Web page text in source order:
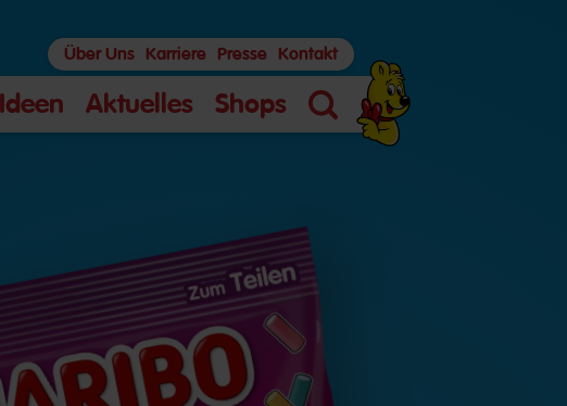
Ideen Aktuelles Shops
Suche
Über Uns Karriere Presse Kontakt